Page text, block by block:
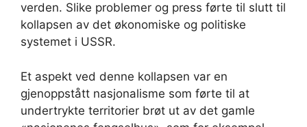
verden. Slike problemer og press førte til slutt til
kollapsen av det økonomiske og politiske
systemet i USSR.
Et aspekt ved denne kollapsen var en
gjenoppstått nasjonalisme som førte til at
undertrykte territorier brøt ut av det gamle